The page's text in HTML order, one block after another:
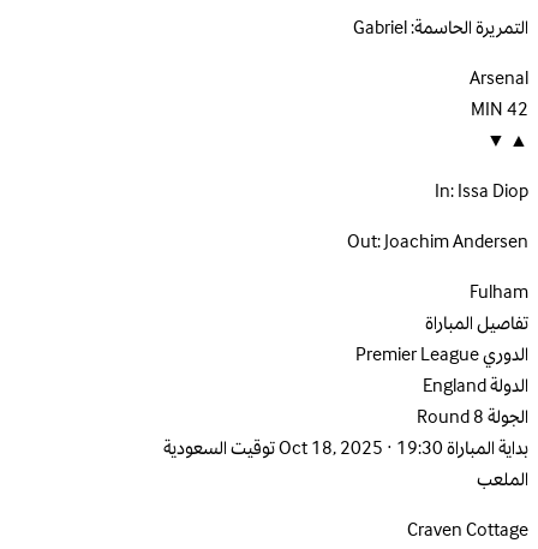
التمريرة الحاسمة:Gabriel
Arsenal
42
MIN
▲
▼
In:Issa Diop
Out:Joachim Andersen
Fulham
تفاصيل المباراة
الدوريPremier League
الدولةEngland
الجولةRound 8
بداية المباراةOct 18, 2025 · 19:30 توقيت السعودية
الملعب
Craven Cottage